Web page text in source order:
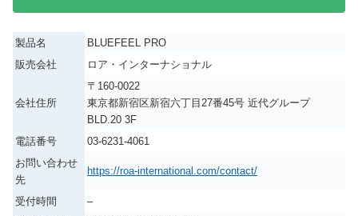
製品名
BLUEFEEL PRO
販売会社
ロア・インターナショナル
会社住所
〒160-0022
東京都新宿区新宿六丁目27番45号 近代グループ
BLD.20 3F
電話番号
03-6231-4061
お問い合わせ
先
https://roa-international.com/contact/
受付時間
–